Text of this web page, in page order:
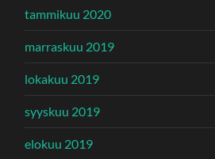
tammikuu 2020
marraskuu 2019
lokakuu 2019
syyskuu 2019
elokuu 2019